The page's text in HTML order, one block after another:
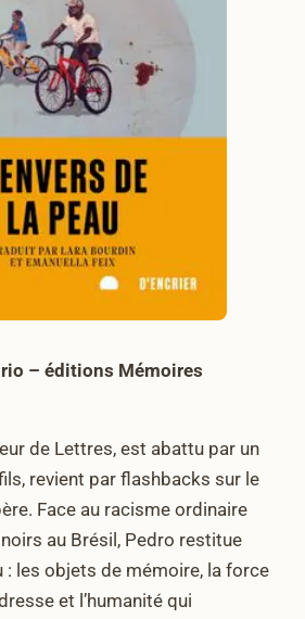
– éditions Mémoires
de Lettres, est abattu par un
revient par flashbacks sur le
Face au racisme ordinaire
au Brésil, Pedro restitue
: les objets de mémoire, la force
et l’humanité qui